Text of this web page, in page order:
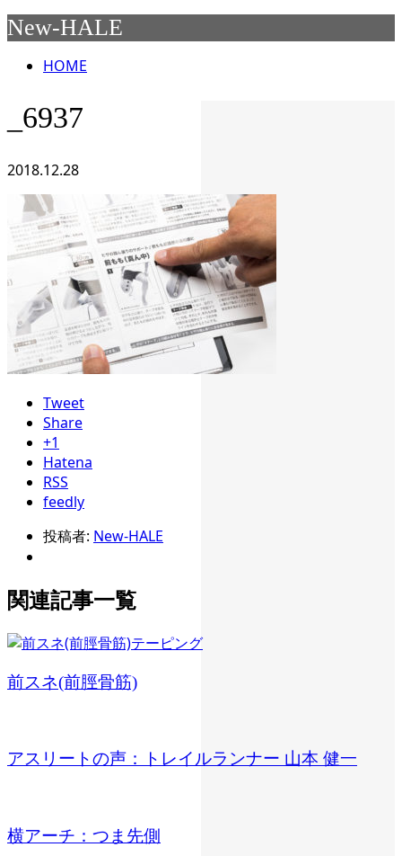
New-HALE
HOME
_6937
2018.12.28
Tweet
Share
+1
Hatena
RSS
feedly
投稿者: New-HALE
関連記事一覧
前スネ(前脛骨筋)
アスリートの声：トレイルランナー 山本 健一
横アーチ：つま先側